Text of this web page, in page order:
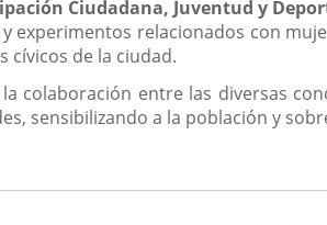
Ciudadana, Juventud y
experimentos relacionados con
cívicos de la ciudad.
colaboración entre las diversas
sensibilizando a la población y